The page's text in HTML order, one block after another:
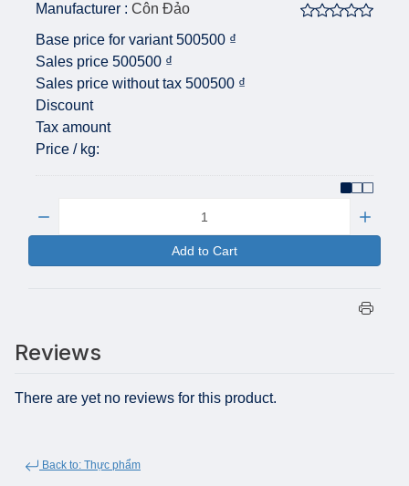
Manufacturer : Côn Đảo
Base price for variant500500 ₫
Sales price 500500 ₫
Sales price without tax 500500 ₫
Discount
Tax amount
Price / kg:
Add to Cart
Reviews
There are yet no reviews for this product.
Back to: Thực phẩm